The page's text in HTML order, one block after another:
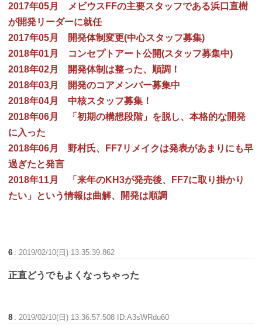
2017年05月 メビウスFFの主要スタッフである浜口直樹
が開発リーダーに就任
2017年05月 開発体制変更(中心スタッフ募集)
2018年01月 コンセプトアート公開(スタッフ募集中)
2018年02月 開発体制は整った、順調！
2018年03月 開発のコアメンバー募集中
2018年04月 中核スタッフ募集！
2018年06月 「初期の構想段階」を脱し、本格的な開発
に入った
2018年06月 野村氏、FF7リメイクは発表があまりにも早
過ぎたと発言
2018年11月 「来年のKH3が発売後、FF7に取り掛かり
たい」という情報は曲解、開発は順調
6 :2019/02/10(日) 13:35:39.862
正直どうでもよくなっちゃった
8 :2019/02/10(日) 13:36:57.508 ID:A3sWRdu60